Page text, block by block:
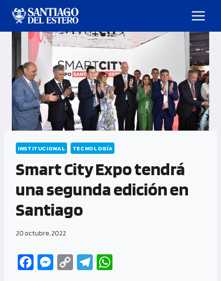
INSTITUCIONAL TECNOLOGÍA
Smart City Expo tendrá
una segunda edición en
Santiago
20 octubre, 2022
Fa M
C
Te